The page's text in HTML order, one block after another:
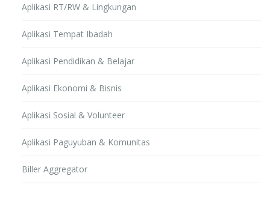
Aplikasi RT/RW & Lingkungan
Aplikasi Tempat Ibadah
Aplikasi Pendidikan & Belajar
Aplikasi Ekonomi & Bisnis
Aplikasi Sosial & Volunteer
Aplikasi Paguyuban & Komunitas
Biller Aggregator